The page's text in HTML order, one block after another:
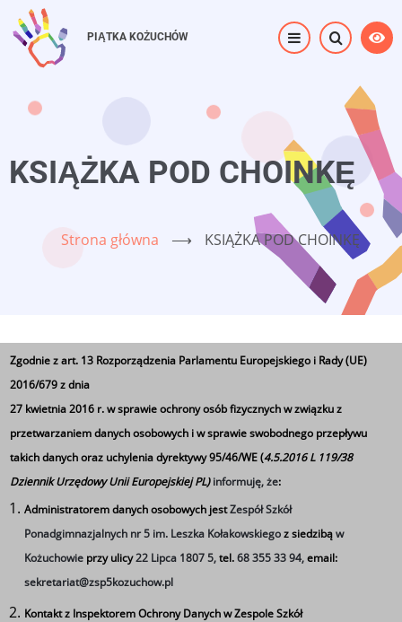
Przejdź
do
treści
PIĄTKA KOŻUCHÓW
KSIĄŻKA POD CHOINKĘ
Strona główna ⟶ KSIĄŻKA POD CHOINKĘ
Akcja promująca czytelnictwo w ramach Narodowego
Programu Rozwoju Czytelnictwa 2.0 pod hasłem
Zgodnie z art. 13 Rozporządzenia Parlamentu Europejskiego i Rady (UE)
2016/679 z dnia
27 kwietnia 2016 r. w sprawie ochrony osób fizycznych w związku z
przetwarzaniem danych osobowych i w sprawie swobodnego przepływu
takich danych oraz uchylenia dyrektywy 95/46/WE (4.5.2016 L 119/38
Dziennik Urzędowy Unii Europejskiej PL)informuję, że:
Administratorem danych osobowych jestZespół Szkół
Ponadgimnazjalnych nr 5 im. Leszka Kołakowskiegoz siedzibąw
Kożuchowie przy ulicy22 Lipca 1807 5,tel.68 355 33 94,email:
sekretariat@zsp5kozuchow.pl
Kontakt z Inspektorem Ochrony Danych w Zespole Szkół